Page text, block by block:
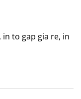
to gap gia re, in